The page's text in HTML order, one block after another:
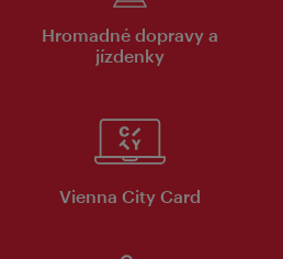
Hromadné dopravy a
jízdenky
Vienna City Card